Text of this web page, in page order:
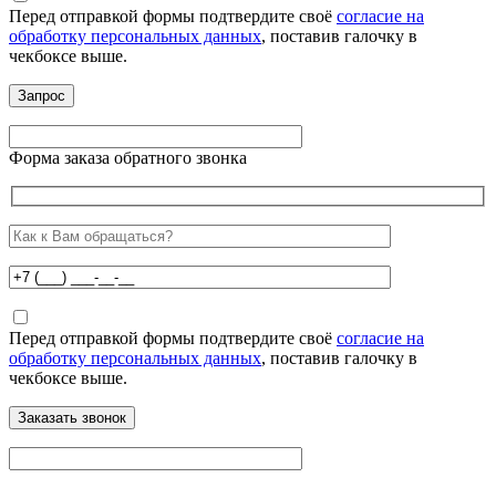
Перед отправкой формы подтвердите своё согласие на
обработку персональных данных, поставив галочку в
чекбоксе выше.
Форма заказа обратного звонка
Перед отправкой формы подтвердите своё согласие на
обработку персональных данных, поставив галочку в
чекбоксе выше.